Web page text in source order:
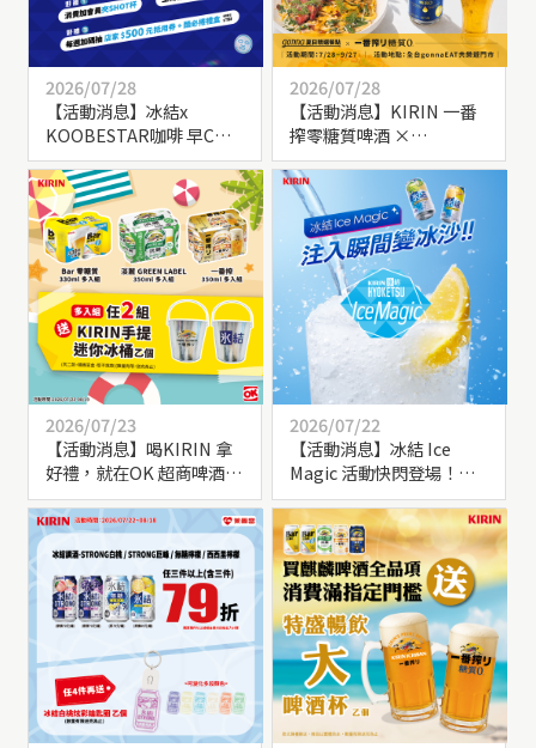
2026/07/28
【活動消息】冰結x
KOOBESTAR咖啡 早C晚A
聯名
2026/07/28
【活動消息】KIRIN 一番
搾零糖質啤酒 ×
gonnaEAT 共樂遊 夏日輕
盈聯手！
2026/07/23
【活動消息】喝KIRIN 拿
好禮，就在OK 超商啤酒
節！買KIRIN 麒麟啤酒指
定品項送實用好物
2026/07/22
【活動消息】冰結 Ice
Magic 活動快閃登場！來
現場體驗KIRIN 冰結調酒
變身魔法冰沙